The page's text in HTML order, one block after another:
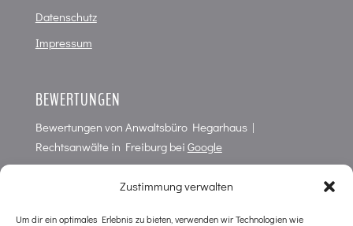
Zustimmung verwalten
Um dir ein optimales Erlebnis zu bieten, verwenden wir Technologien wie
Datenschutz
Impressum
BEWERTUNGEN
Bewertungen von Anwaltsbüro Hegarhaus |
Rechtsanwälte in Freiburgbei Google